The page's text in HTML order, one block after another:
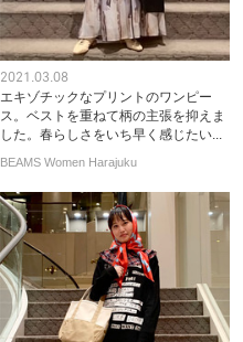
2021.03.08
エキゾチックなプリントのワンピー
ス。ベストを重ねて柄の主張を抑えま
した。春らしさをいち早く感じたい...
BEAMS Women Harajuku